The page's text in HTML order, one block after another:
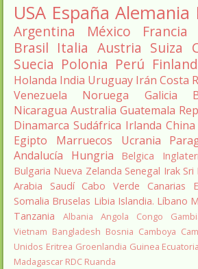
USA España Alemania
Argentina México Francia
Brasil Italia Austria Suiza
Suecia Polonia Perú
Holanda India Uruguay Irán Costa
Venezuela
Noruega Galicia
Nicaragua Australia Guatemala
Dinamarca Sudáfrica Irlanda China
Egipto
Marruecos Ucrania
Andalucía
Hungria Belgica
Bulgaria Nueva Zelanda Senegal Irak Sri
Arabia Saudí Cabo Verde Canarias
Somalia Bruselas Libia Islandia. Líbano
Tanzania
Albania Angola Congo
Vietnam Bangladesh Bosnia Camboya
Unidos Eritrea Groenlandia Guinea
Madagascar RDC Ruanda